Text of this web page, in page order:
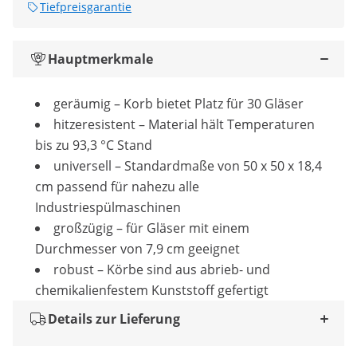
Tiefpreisgarantie
Hauptmerkmale
geräumig – Korb bietet Platz für 30 Gläser
hitzeresistent – Material hält Temperaturen
bis zu 93,3 °C Stand
universell – Standardmaße von 50 x 50 x 18,4
cm passend für nahezu alle
Industriespülmaschinen
großzügig – für Gläser mit einem
Durchmesser von 7,9 cm geeignet
robust – Körbe sind aus abrieb- und
chemikalienfestem Kunststoff gefertigt
Details zur Lieferung